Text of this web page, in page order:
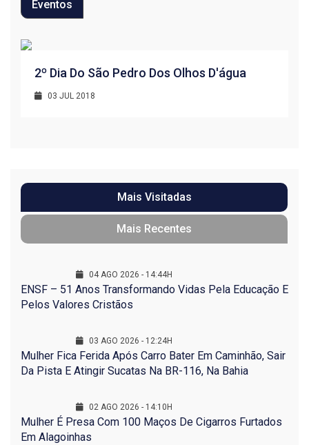
Eventos
2º Dia Do São Pedro Dos Olhos D'água
03 JUL 2018
Mais Visitadas
Mais Recentes
04 AGO 2026 - 14:44H
ENSF – 51 Anos Transformando Vidas Pela Educação E
Pelos Valores Cristãos
03 AGO 2026 - 12:24H
Mulher Fica Ferida Após Carro Bater Em Caminhão, Sair
Da Pista E Atingir Sucatas Na BR-116, Na Bahia
02 AGO 2026 - 14:10H
Mulher É Presa Com 100 Maços De Cigarros Furtados
Em Alagoinhas